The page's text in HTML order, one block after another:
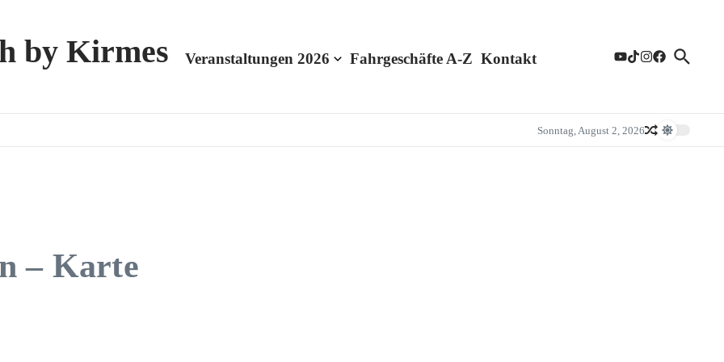
by Kirmes Veranstaltungen 2026 Fahrgeschäfte A-Z Kontakt
Sonntag, August 2, 2026
– Karte